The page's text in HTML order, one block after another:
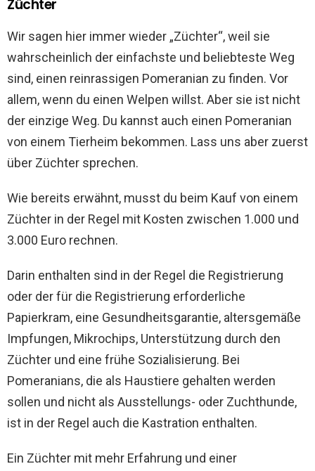
Züchter
Wir sagen hier immer wieder „Züchter“, weil sie
wahrscheinlich der einfachste und beliebteste Weg
sind, einen reinrassigen Pomeranian zu finden. Vor
allem, wenn du einen Welpen willst. Aber sie ist nicht
der einzige Weg. Du kannst auch einen Pomeranian
von einem Tierheim bekommen. Lass uns aber zuerst
über Züchter sprechen.
Wie bereits erwähnt, musst du beim Kauf von einem
Züchter in der Regel mit Kosten zwischen 1.000 und
3.000 Euro rechnen.
Darin enthalten sind in der Regel die Registrierung
oder der für die Registrierung erforderliche
Papierkram, eine Gesundheitsgarantie, altersgemäße
Impfungen, Mikrochips, Unterstützung durch den
Züchter und eine frühe Sozialisierung. Bei
Pomeranians, die als Haustiere gehalten werden
sollen und nicht als Ausstellungs- oder Zuchthunde,
ist in der Regel auch die Kastration enthalten.
Ein Züchter mit mehr Erfahrung und einer